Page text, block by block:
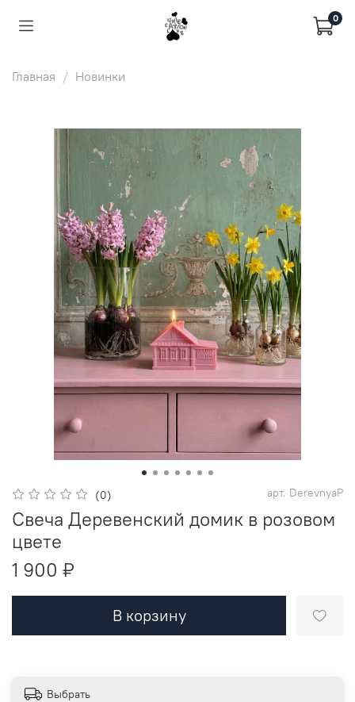
0
Главная Новинки
(0) арт. DerevnyaP
Свеча Деревенский домик в розовом
цвете
1 900 ₽
В корзину
Выбрать